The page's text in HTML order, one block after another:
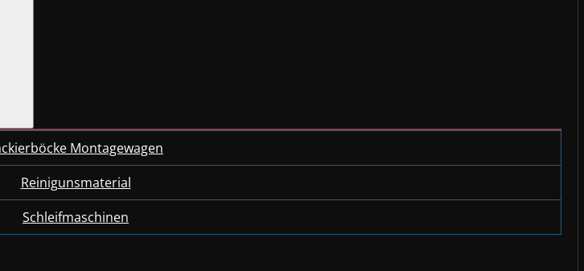
Montagewagen
Reinigunsmaterial
Schleifmaschinen